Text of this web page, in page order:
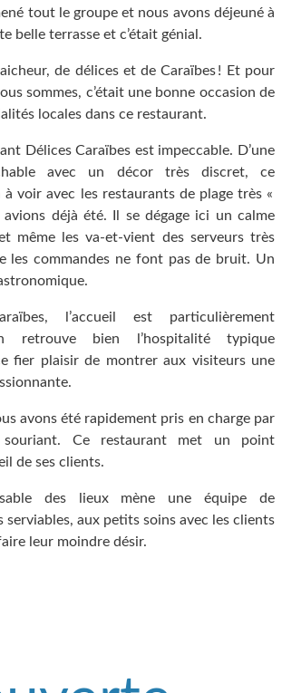
tout le groupe et nous avons déjeuné à
belle terrasse et c’était génial.
de délices et de Caraïbes ! Et pour
sommes, c’était une bonne occasion de
locales dans ce restaurant.
Délices Caraïbes est impeccable. D’une
avec un décor très discret, ce
à voir avec les restaurants de plage très «
déjà été. Il se dégage ici un calme
même les va-et-vient des serveurs très
les commandes ne font pas de bruit. Un
l’accueil est particulièrement
retrouve bien l’hospitalité typique
fier plaisir de montrer aux visiteurs une
avons été rapidement pris en charge par
Ce restaurant met un point
de ses clients.
des lieux mène une équipe de
serviables, aux petits soins avec les clients
leur moindre désir.